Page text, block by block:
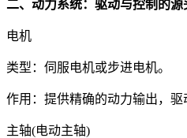
二、动力系统：驱动与控制的源
电机
类型：伺服电机或步进电机。
作用：提供精确的动力输出，驱
主轴(电动主轴)